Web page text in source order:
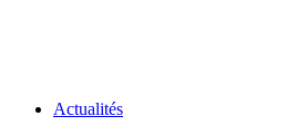
Actualités